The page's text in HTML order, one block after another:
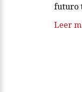
futuro
Leer